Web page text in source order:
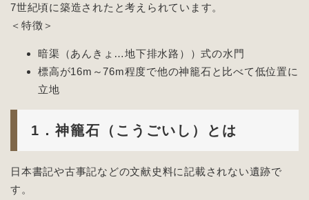
7世紀頃に築造されたと考えられています。
＜特徴＞
暗渠（あんきょ…地下排水路））式の水門
標高が16m～76m程度で他の神籠石と比べて低位置に
立地
1．神籠石（こうごいし）とは
日本書記や古事記などの文献史料に記載されない遺跡で
す。